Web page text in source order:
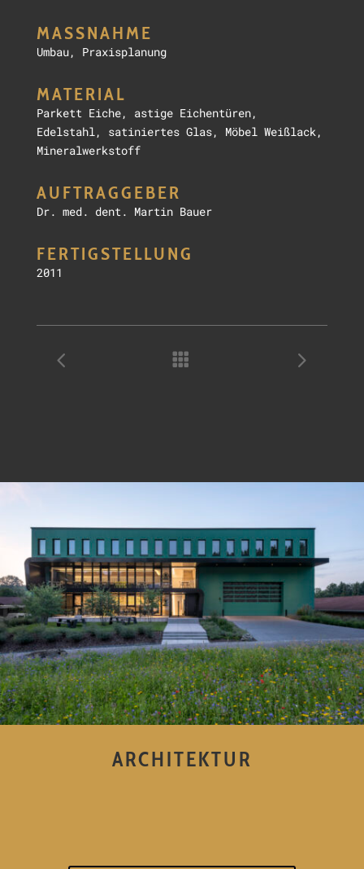
MASSNAHME
Umbau, Praxisplanung
MATERIAL
Parkett Eiche, astige Eichentüren,
Edelstahl, satiniertes Glas, Möbel Weißlack,
Mineralwerkstoff
AUFTRAGGEBER
Dr. med. dent. Martin Bauer
FERTIGSTELLUNG
2011

ARCHITEKTUR